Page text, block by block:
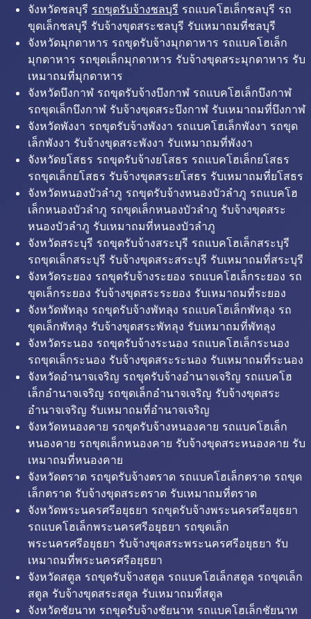
จังหวัดชลบุรี รถขุดรับจ้างชลบุรี รถแบคโฮเล็กชลบุรี รถ
ขุดเล็กชลบุรี รับจ้างขุดสระชลบุรี รับเหมาถมที่ชลบุรี
จังหวัดมุกดาหาร รถขุดรับจ้างมุกดาหาร รถแบคโฮเล็ก
มุกดาหาร รถขุดเล็กมุกดาหาร รับจ้างขุดสระมุกดาหาร รับ
เหมาถมที่มุกดาหาร
จังหวัดบึงกาฬ รถขุดรับจ้างบึงกาฬ รถแบคโฮเล็กบึงกาฬ
รถขุดเล็กบึงกาฬ รับจ้างขุดสระบึงกาฬ รับเหมาถมที่บึงกาฬ
จังหวัดพังงา รถขุดรับจ้างพังงา รถแบคโฮเล็กพังงา รถขุด
เล็กพังงา รับจ้างขุดสระพังงา รับเหมาถมที่พังงา
จังหวัดยโสธร รถขุดรับจ้างยโสธร รถแบคโฮเล็กยโสธร
รถขุดเล็กยโสธร รับจ้างขุดสระยโสธร รับเหมาถมที่ยโสธร
จังหวัดหนองบัวลำภู รถขุดรับจ้างหนองบัวลำภู รถแบคโฮ
เล็กหนองบัวลำภู รถขุดเล็กหนองบัวลำภู รับจ้างขุดสระ
หนองบัวลำภู รับเหมาถมที่หนองบัวลำภู
จังหวัดสระบุรี รถขุดรับจ้างสระบุรี รถแบคโฮเล็กสระบุรี
รถขุดเล็กสระบุรี รับจ้างขุดสระสระบุรี รับเหมาถมที่สระบุรี
จังหวัดระยอง รถขุดรับจ้างระยอง รถแบคโฮเล็กระยอง รถ
ขุดเล็กระยอง รับจ้างขุดสระระยอง รับเหมาถมที่ระยอง
จังหวัดพัทลุง รถขุดรับจ้างพัทลุง รถแบคโฮเล็กพัทลุง รถ
ขุดเล็กพัทลุง รับจ้างขุดสระพัทลุง รับเหมาถมที่พัทลุง
จังหวัดระนอง รถขุดรับจ้างระนอง รถแบคโฮเล็กระนอง
รถขุดเล็กระนอง รับจ้างขุดสระระนอง รับเหมาถมที่ระนอง
จังหวัดอำนาจเจริญ รถขุดรับจ้างอำนาจเจริญ รถแบคโฮ
เล็กอำนาจเจริญ รถขุดเล็กอำนาจเจริญ รับจ้างขุดสระ
อำนาจเจริญ รับเหมาถมที่อำนาจเจริญ
จังหวัดหนองคาย รถขุดรับจ้างหนองคาย รถแบคโฮเล็ก
หนองคาย รถขุดเล็กหนองคาย รับจ้างขุดสระหนองคาย รับ
เหมาถมที่หนองคาย
จังหวัดตราด รถขุดรับจ้างตราด รถแบคโฮเล็กตราด รถขุด
เล็กตราด รับจ้างขุดสระตราด รับเหมาถมที่ตราด
จังหวัดพระนครศรีอยุธยา รถขุดรับจ้างพระนครศรีอยุธยา
รถแบคโฮเล็กพระนครศรีอยุธยา รถขุดเล็ก
พระนครศรีอยุธยา รับจ้างขุดสระพระนครศรีอยุธยา รับ
เหมาถมที่พระนครศรีอยุธยา
จังหวัดสตูล รถขุดรับจ้างสตูล รถแบคโฮเล็กสตูล รถขุดเล็ก
สตูล รับจ้างขุดสระสตูล รับเหมาถมที่สตูล
จังหวัดชัยนาท รถขุดรับจ้างชัยนาท รถแบคโฮเล็กชัยนาท